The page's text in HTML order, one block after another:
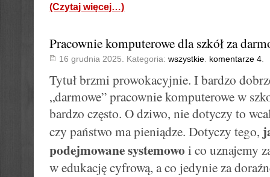
(Czytaj więcej…)
Pracownie komputerowe dla szkół za
16 grudnia 2025. Kategoria:wszystkie komentarze 4
Tytuł brzmi prowokacyjnie. I bardzo
„darmowe” pracownie komputerowe w
bardzo często. O dziwo, nie dotyczy to
czy państwo ma pieniądze. Dotyczy tego,
podejmowane systemowo i co uznajemy
w edukację cyfrową, a co jedynie za